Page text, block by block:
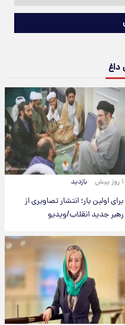
داغ
۱ روز پیش بازدید
برای اولین بار؛ انتشار تصاویری از
رهبر جدید انقلاب/ویدیو